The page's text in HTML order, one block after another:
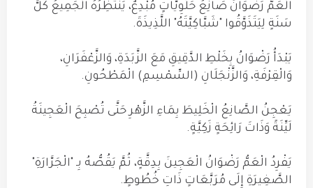
الْعَمُّ رَضْوَانُ صَانِعُ حَلَوِيَّاتٍ مُبْدِعٌ، يَنْتَظِرُهُ الْجَمِيعُ كُلَّ
سَنَةٍ لِيَتَذَوَّقُوا "شَبَّاكِيَّتَهُ" اللَّذِيذَةَ.
يَبْدَأُ رَضْوَانُ بِخَلْطِ الدَّقِيقِ مَعَ الزَّبَدَةِ، وَالزَّعْفَرَانِ،
وَالْقِرْفَةِ، وَالزَّنْجَلَانِ (السِّمْسِمِ) الْمَطْحُونِ.
يَعْجِنُ الصَّانِعُ الْخَلِيطَ بِمَاءِ الزَّهْرِ حَتَّى تُصْبِحَ الْعَجِينَةُ
لَيِّنَةً وَذَاتَ رَائِحَةٍ زَكِيَّةٍ.
يَفْرِدُ الْعَمُّ رَضْوَانُ الْعَجِينَ بِدِقَّةٍ، ثُمَّ يَقُصُّهُ بِـ "الْجَرَّارَةِ"
الصَّغِيرَةِ إِلَى مُرَبَّعَاتٍ ذَاتِ خُطُوطٍ.